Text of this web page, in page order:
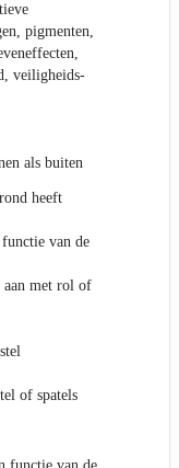
pigmenten,
veiligheids-
als buiten
heeft
van de
aan met rol of
of spatels